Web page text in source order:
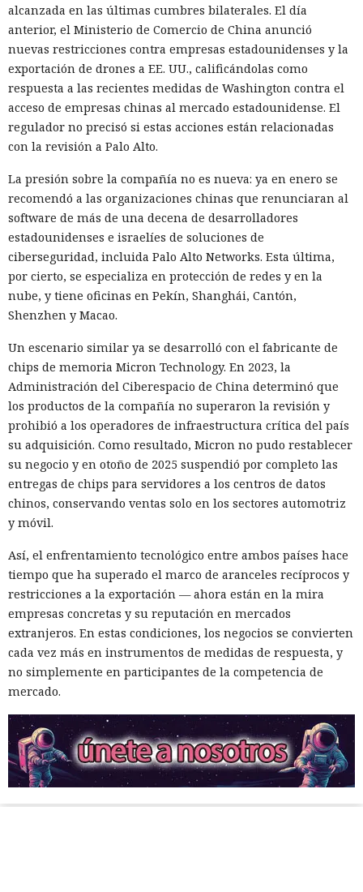
alcanzada en las últimas cumbres bilaterales. El día
anterior, el Ministerio de Comercio de China anunció
nuevas restricciones contra empresas estadounidenses y la
exportación de drones a EE. UU., calificándolas como
respuesta a las recientes medidas de Washington contra el
acceso de empresas chinas al mercado estadounidense. El
regulador no precisó si estas acciones están relacionadas
con la revisión a Palo Alto.
La presión sobre la compañía no es nueva: ya en enero se
recomendó a las organizaciones chinas que renunciaran al
software de más de una decena de desarrolladores
estadounidenses e israelíes de soluciones de
ciberseguridad, incluida Palo Alto Networks. Esta última,
por cierto, se especializa en protección de redes y en la
nube, y tiene oficinas en Pekín, Shanghái, Cantón,
Shenzhen y Macao.
Un escenario similar ya se desarrolló con el fabricante de
chips de memoria Micron Technology. En 2023, la
Administración del Ciberespacio de China determinó que
los productos de la compañía no superaron la revisión y
prohibió a los operadores de infraestructura crítica del país
su adquisición. Como resultado, Micron no pudo restablecer
su negocio y en otoño de 2025 suspendió por completo las
entregas de chips para servidores a los centros de datos
chinos, conservando ventas solo en los sectores automotriz
y móvil.
Así, el enfrentamiento tecnológico entre ambos países hace
tiempo que ha superado el marco de aranceles recíprocos y
restricciones a la exportación — ahora están en la mira
empresas concretas y su reputación en mercados
extranjeros. En estas condiciones, los negocios se convierten
cada vez más en instrumentos de medidas de respuesta, y
no simplemente en participantes de la competencia de
mercado.